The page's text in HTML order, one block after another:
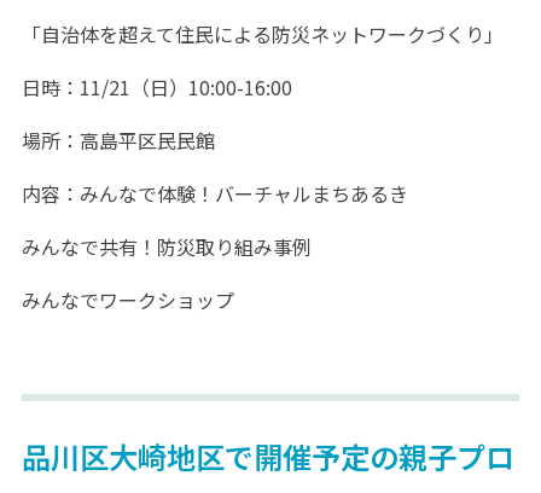
「自治体を超えて住民による防災ネットワークづくり」
日時：11/21（日）10:00-16:00
場所：高島平区民民館
内容：みんなで体験！バーチャルまちあるき
みんなで共有！防災取り組み事例
みんなでワークショップ
品川区大崎地区で開催予定の親子プロ